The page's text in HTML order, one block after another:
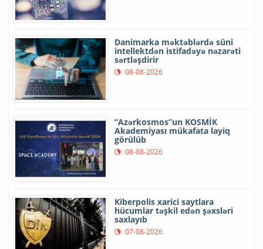
Danimarka məktəblərdə süni
intellektdən istifadəyə nəzarəti
sərtləşdirir
08-08-2026
“Azərkosmos”un KOSMİK
Akademiyası mükafata layiq
görülüb
08-08-2026
Kiberpolis xarici saytlara
hücumlar təşkil edən şəxsləri
saxlayıb
07-08-2026